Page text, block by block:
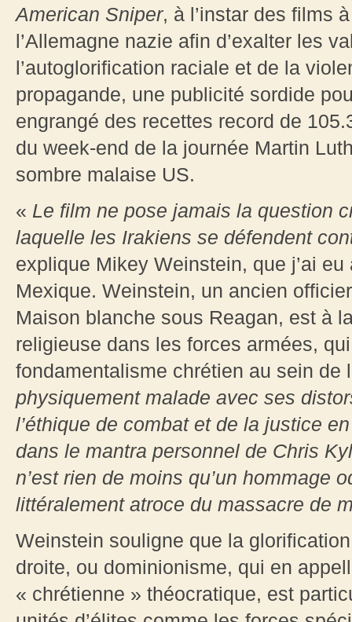
American Sniper, à l’instar des films
l’Allemagne nazie afin d’exalter les
l’autoglorification raciale et de la
propagande, une publicité sordide
engrangé des recettes record de
du week-end de la journée Martin
sombre malaise US.
« Le film ne pose jamais la question
laquelle les Irakiens se défendent
explique Mikey Weinstein, que j’ai
Mexique. Weinstein, un ancien
Maison blanche sous Reagan, est à
religieuse dans les forces armées,
fondamentalisme chrétien au sein de
physiquement malade avec ses
l’éthique de combat et de la justice
dans le mantra personnel de Chris
n’est rien de moins qu’un hommage
littéralement atroce du massacre de
Weinstein souligne que la
droite, ou dominionisme, qui en
« chrétienne » théocratique, est